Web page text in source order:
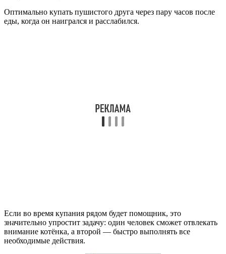
Оптимально купать пушистого друга через пару часов после
еды, когда он наигрался и расслабился.
Если во время купания рядом будет помощник, это
значительно упростит задачу: один человек сможет отвлекать
внимание котёнка, а второй — быстро выполнять все
необходимые действия.